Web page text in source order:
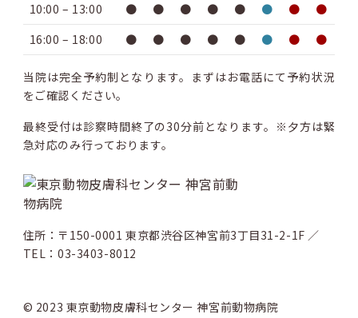
10:00 – 13:00
● ● ● ● ● ● ●
●
16:00 – 18:00
● ● ● ● ● ● ● ●
当院は完全予約制となります。まずはお電話にて予約状況
をご確認ください。
最終受付は診察時間終了の30分前となります。※夕方は緊
急対応のみ行っております。
住所：〒150-0001 東京都渋谷区神宮前3丁目31-2-1F ／
TEL：03-3403-8012
© 2023 東京動物皮膚科センター 神宮前動物病院